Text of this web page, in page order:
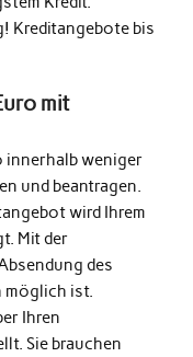
Kreditangebote bis
mit
innerhalb weniger
und beantragen.
wird Ihrem
Mit der
des
möglich ist.
Ihren
Sie brauchen